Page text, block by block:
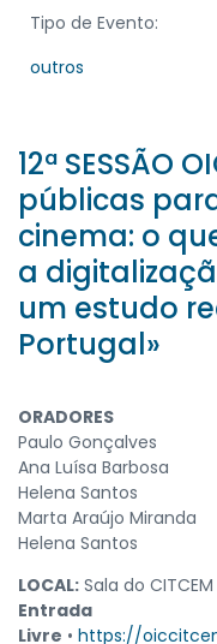
Tipo de Evento:
outros
12ª SESSÃO
públicas
cinema: o
a
um estudo
Portugal»
ORADORES
Paulo Gonçalves
Ana Luísa Barbosa
Helena Santos
Marta Araújo Miranda
Helena Santos
LOCAL: Sala do
Entrada
Livre • https://